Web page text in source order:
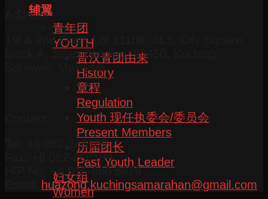
辅翼
青年团
YOUTH
晋汉青团由来
History
章程
Regulation
Youth 现任执委会/委员会
Present Members
历届团长
Past Youth Leader
妇女组
Women
Address
1st & 2nd Floor, Lot 11108, SL3, City Square,
Block A, Jalan Pending, 93450, Kuching,
Sarawak, Malaysia.
Tel: +6 082-266169
Fax: +6 082-266189
H/P No: +6 016-860 5879
huazong.kuchingsamarahan@gmail.com